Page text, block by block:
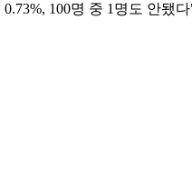
100명 중 1명도 안됐